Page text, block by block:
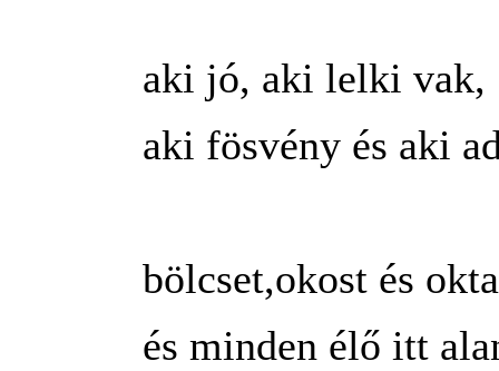
aki jó, aki lelki vak,
aki fösvény és aki
bölcset,okost és
és minden élő itt